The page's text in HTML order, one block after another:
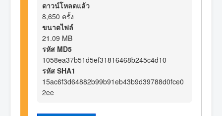
ดาวน์โหลดแล้ว
8,650 ครั้ง
ขนาดไฟล์
21.09 MB
รหัส MD5
1058ea37b51d5ef31816468b245c4d10
รหัส SHA1
15ac6f3d64882b99b91eb43b9d39788d0fce0
2ee